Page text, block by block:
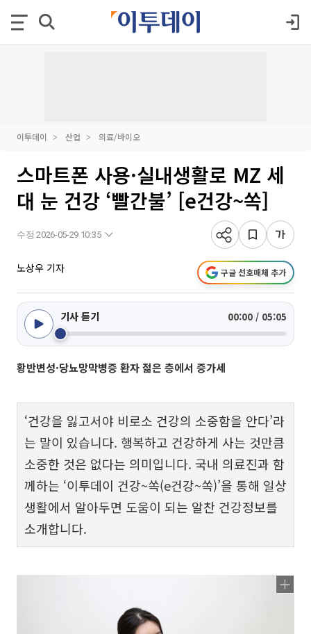
이투데이 산업 의료/바이오
스마트폰 사용·실내생활로 MZ 세
대 눈 건강 ‘빨간불’ [e건강~쏙]
수정 2026-05-29 10:35
노상우 기자 구글 선호매체 추가
기사 듣기 00:00 / 05:05
황반변성·당뇨망막병증 환자 젊은 층에서 증가세
‘건강을 잃고서야 비로소 건강의 소중함을 안다’라
는 말이 있습니다. 행복하고 건강하게 사는 것만큼
소중한 것은 없다는 의미입니다. 국내 의료진과 함
께하는 ‘이투데이 건강~쏙(e건강~쏙)’을 통해 일상
생활에서 알아두면 도움이 되는 알찬 건강정보를
소개합니다.